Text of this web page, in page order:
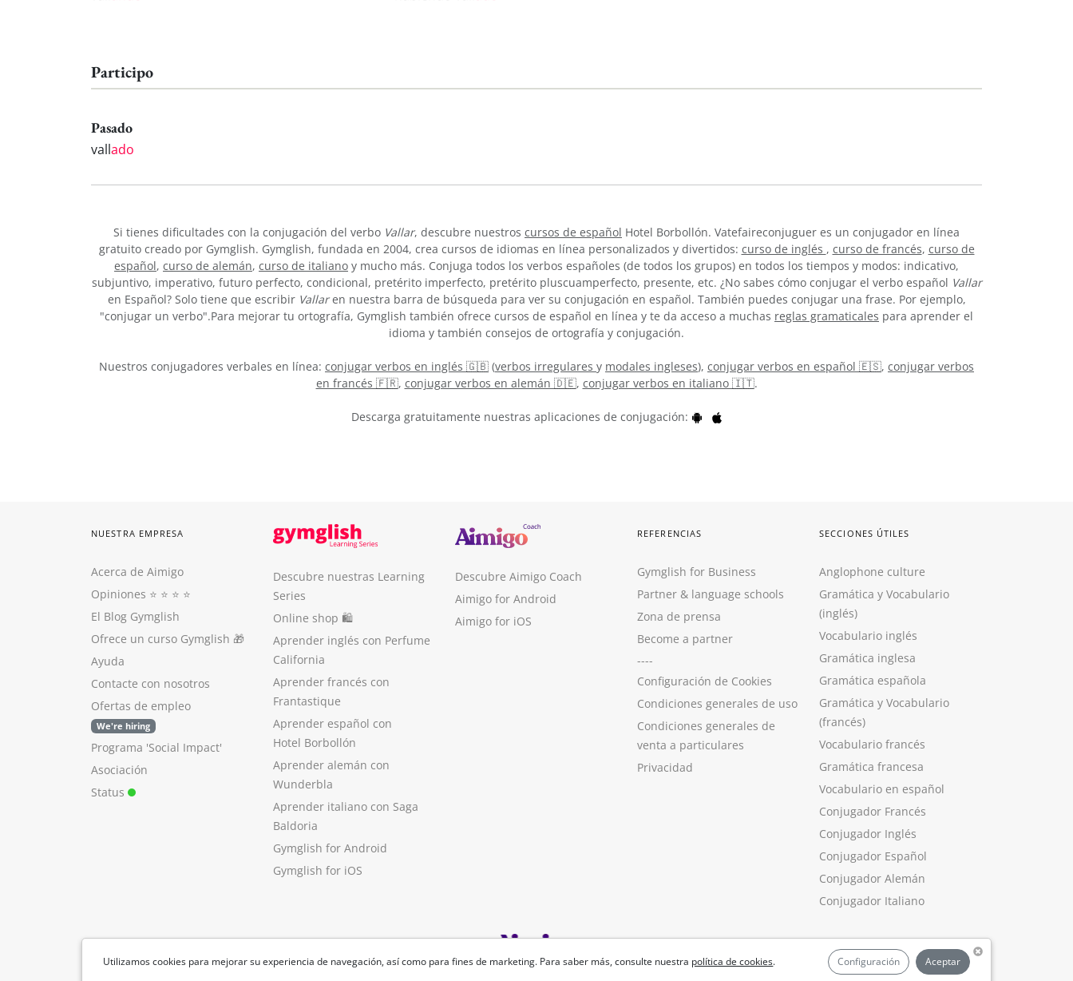
Participo
Pasado
vallado
Si tienes dificultades con la conjugación del verbo Vallar, descubre nuestros cursos de español Hotel Borbollón. Vatefaireconjuguer es un conjugador en línea
gratuito creado por Gymglish. Gymglish, fundada en 2004, crea cursos de idiomas en línea personalizados y divertidos: curso de inglés , curso de francés, curso de
español, curso de alemán, curso de italiano y mucho más. Conjuga todos los verbos españoles (de todos los grupos) en todos los tiempos y modos: indicativo,
subjuntivo, imperativo, futuro perfecto, condicional, pretérito imperfecto, pretérito pluscuamperfecto, presente, etc. ¿No sabes cómo conjugar el verbo español Vallar
en Español? Solo tiene que escribir Vallaren nuestra barra de búsqueda para ver su conjugación en español. También puedes conjugar una frase. Por ejemplo,
"conjugar un verbo".Para mejorar tu ortografía, Gymglish también ofrece cursos de español en línea y te da acceso a muchas reglas gramaticales para aprender el
idioma y también consejos de ortografía y conjugación.
Nuestros conjugadores verbales en línea: conjugar verbos en inglés 🇬🇧 (verbos irregulares y modales ingleses), conjugar verbos en español 🇪🇸, conjugar verbos
en francés 🇫🇷, conjugar verbos en alemán 🇩🇪, conjugar verbos en italiano 🇮🇹.
Descarga gratuitamente nuestras aplicaciones de conjugación:
Utilizamos cookies para mejorar su experiencia de navegación, así como para fines de marketing. Para saber más, consulte nuestra política de cookies. Configuración Aceptar
NUESTRA EMPRESA
Acerca de Aimigo
Opiniones ⭐️ ⭐️ ⭐️ ⭐️
El Blog Gymglish
Ofrece un curso Gymglish 🎁
Ayuda
Contacte con nosotros
Ofertas de empleo
We're hiring
Programa 'Social Impact'
Asociación
Status
Descubre nuestras Learning
Series
Online shop 🛍
Aprender inglés con Perfume
California
Aprender francés con
Frantastique
Aprender español con
Hotel Borbollón
Aprender alemán con
Wunderbla
Aprender italiano con Saga
Baldoria
Gymglish for Android
Gymglish for iOS
Descubre Aimigo Coach
Aimigo for Android
Aimigo for iOS
REFERENCIAS
Gymglish for Business
Partner & language schools
Zona de prensa
Become a partner
----
Configuración de Cookies
Condiciones generales de uso
Condiciones generales de
venta a particulares
Privacidad
SECCIONES ÚTILES
Anglophone culture
Gramática y Vocabulario
(inglés)
Vocabulario inglés
Gramática inglesa
Gramática española
Gramática y Vocabulario
(francés)
Vocabulario francés
Gramática francesa
Vocabulario en español
Conjugador Francés
Conjugador Inglés
Conjugador Español
Conjugador Alemán
Conjugador Italiano